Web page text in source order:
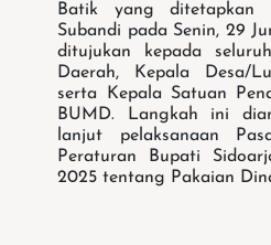
Batik yang ditetapkan
Subandi pada Senin, 29
ditujukan kepada
Daerah, Kepala Desa/
serta Kepala Satuan
BUMD. Langkah ini
lanjut pelaksanaan
Peraturan Bupati
2025 tentang Pakaian